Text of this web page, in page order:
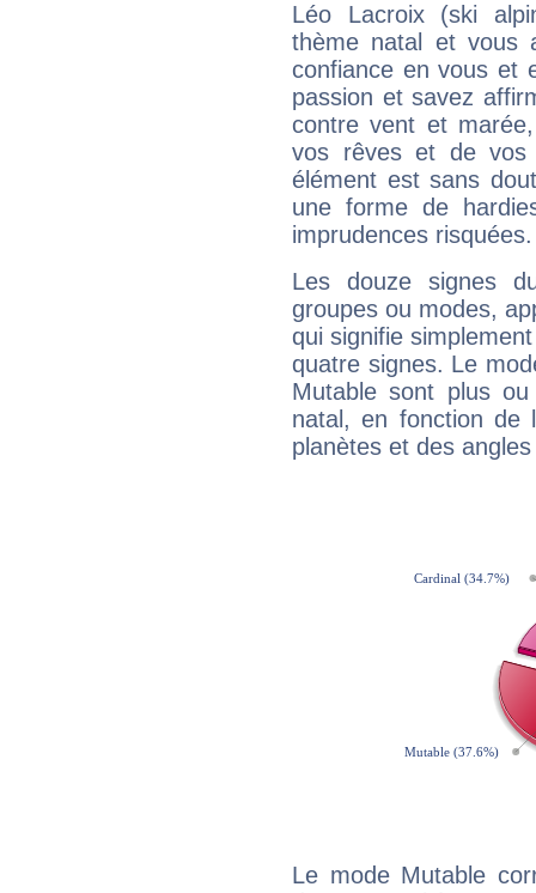
Léo Lacroix (ski
thème natal et vous
confiance en vous et
passion et savez
contre vent et
vos rêves et de vos
élément est sans
une forme de
imprudences risquées.
Les douze signes
groupes ou modes,
qui signifie
quatre signes. Le
Mutable sont plus
natal, en fonction de
planètes et des
Le mode Mutable